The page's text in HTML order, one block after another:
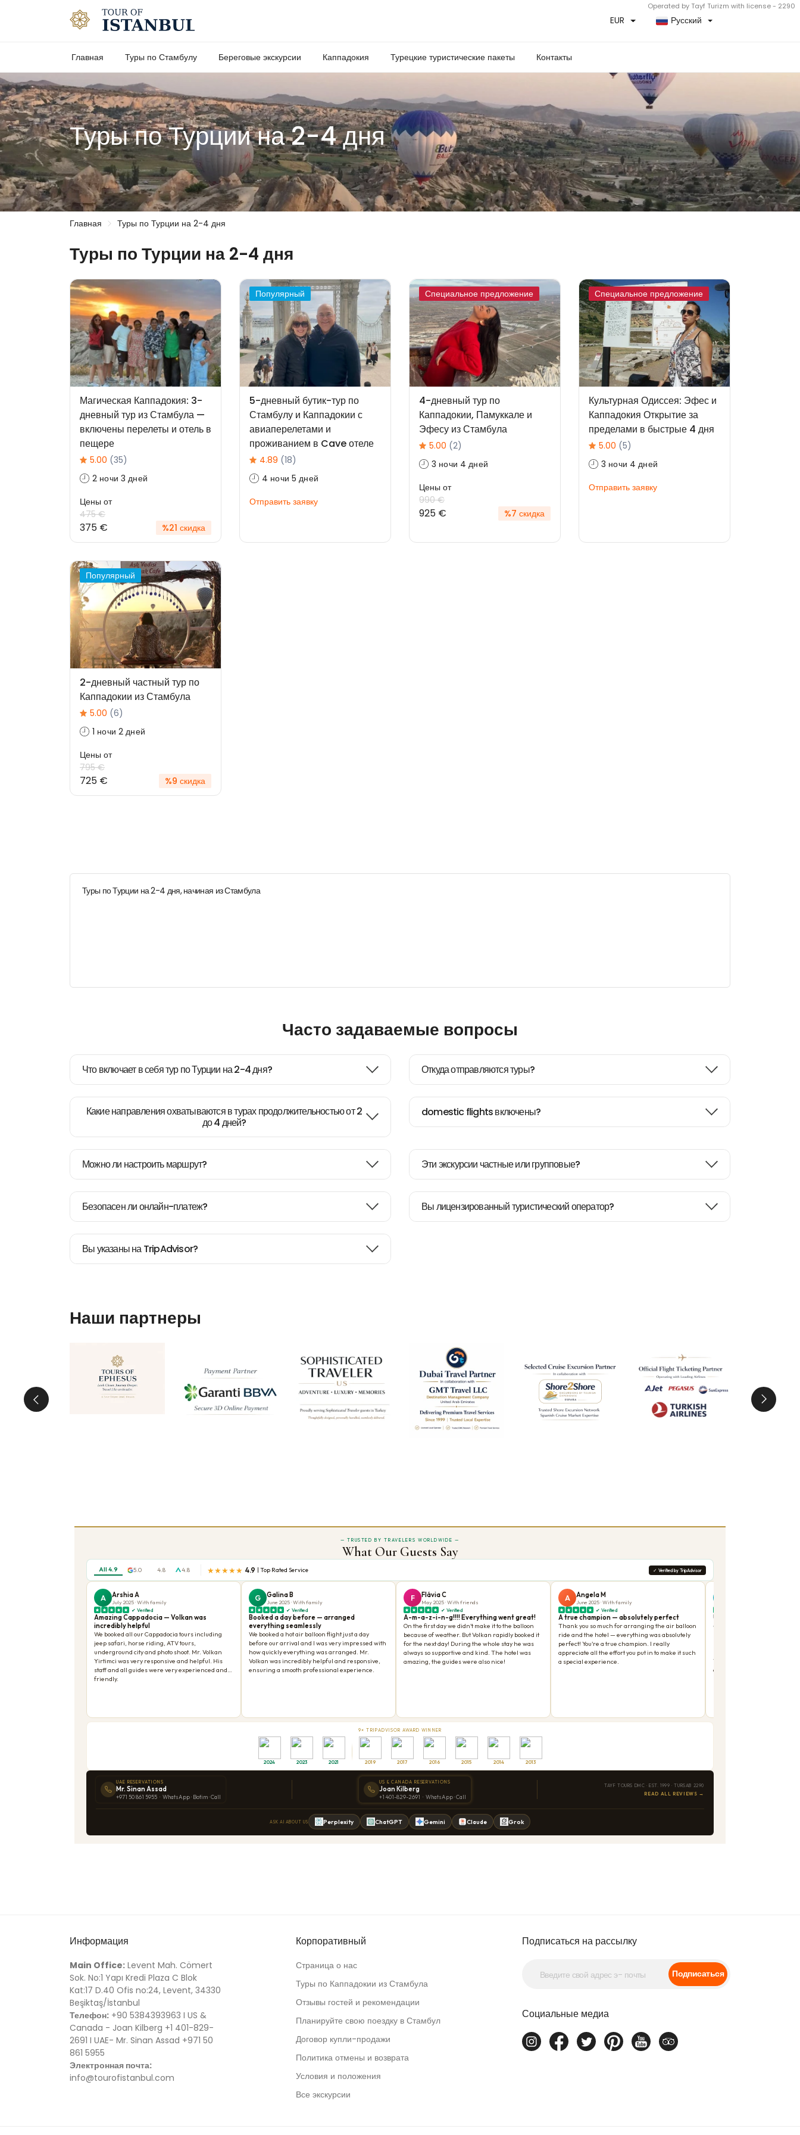
Operated by Tayf Turizm with license - 2290
EUR Русский
Главная Туры по Стамбулу Береговые экскурсии Каппадокия Турецкие туристические пакеты Контакты
Туры по Турции на 2-4 дня
Главная Туры по Турции на 2-4 дня
Туры по Турции на 2-4 дня
Магическая Каппадокия: 3-
дневный тур из Стамбула —
включены перелеты и отель в
пещере
5.00 (35)
2 ночи 3 дней
Цены от
475 €
375 € %21 скидка
Популярный
5-дневный бутик-тур по
Стамбулу и Каппадокии с
авиаперелетами и
проживанием в Cave отеле
4.89 (18)
4 ночи 5 дней
Отправить заявку
Специальное предложение
4-дневный тур по
Каппадокии, Памуккале и
Эфесу из Стамбула
5.00 (2)
3 ночи 4 дней
Цены от
990 €
925 € %7 скидка
Специальное предложение
Культурная Одиссея: Эфес и
Каппадокия Открытие за
пределами в быстрые 4 дня
5.00 (5)
3 ночи 4 дней
Отправить заявку
Популярный
2-дневный частный тур по
Каппадокии из Стамбула
5.00 (6)
1 ночи 2 дней
Цены от
795 €
725 € %9 скидка
Туры по Турции на 2-4 дня, начиная из Стамбула
Часто задаваемые вопросы
Что включает в себя тур по Турции на 2-4 дня? Откуда отправляются туры?
Какие направления охватываются в турах продолжительностью от 2
до 4 дней?
domestic flights включены?
Можно ли настроить маршрут? Эти экскурсии частные или групповые?
Безопасен ли онлайн-платеж? Вы лицензированный туристический оператор?
Вы указаны на TripAdvisor?
Наши партнеры
Информация
Main Office: Levent Mah. Cömert
Sok. No:1 Yapı Kredi Plaza C Blok
Kat:17 D.40 Ofis no:24, Levent, 34330
Beşiktaş/İstanbul
Телефон: +90 5384393963 I US &
Canada - Joan Kilberg +1 401-829-
2691 I UAE- Mr. Sinan Assad +971 50
861 5955
Электронная почта:
info@tourofistanbul.com
Корпоративный
Страница о нас
Туры по Каппадокии из Стамбула
Отзывы гостей и рекомендации
Планируйте свою поездку в Стамбул
Договор купли-продажи
Политика отмены и возврата
Условия и положения
Все экскурсии
Подписаться на рассылку
Подписаться
Социальные медиа